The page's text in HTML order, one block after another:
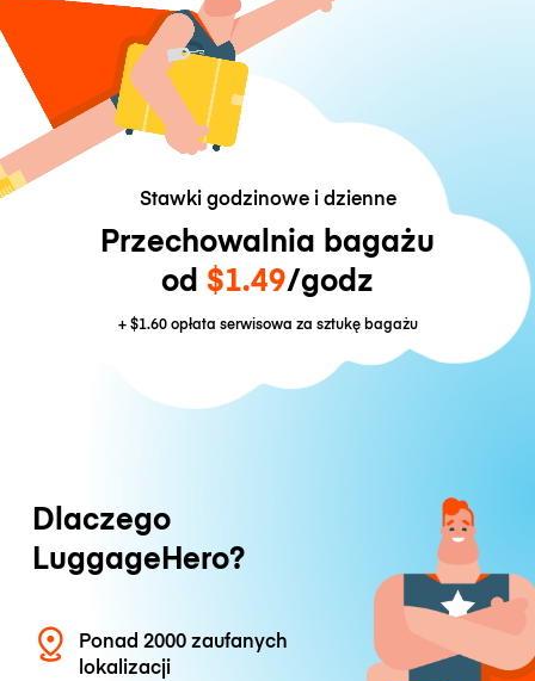
Stawki godzinowe i dzienne
Przechowalnia bagażu
od $1.49/godz
+$1.60opłata serwisowa za sztukę bagażu
Dlaczego
LuggageHero?
Ponad 2000 zaufanych
lokalizacji